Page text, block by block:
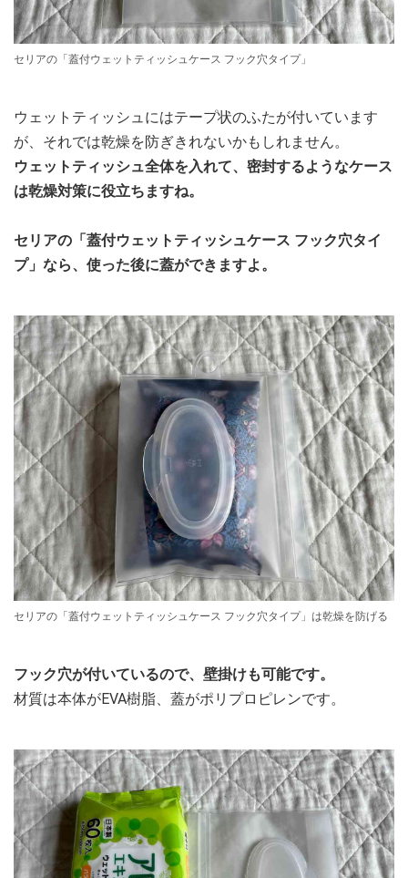
セリアの「蓋付ウェットティッシュケース フック穴タイプ」
ウェットティッシュにはテープ状のふたが付いています
が、それでは乾燥を防ぎきれないかもしれません。
ウェットティッシュ全体を入れて、密封するようなケース
は乾燥対策に役立ちますね。
セリアの「蓋付ウェットティッシュケース フック穴タイ
プ」なら、使った後に蓋ができますよ。
セリアの「蓋付ウェットティッシュケース フック穴タイプ」は乾燥を防げる
フック穴が付いているので、壁掛けも可能です。
材質は本体がEVA樹脂、蓋がポリプロピレンです。